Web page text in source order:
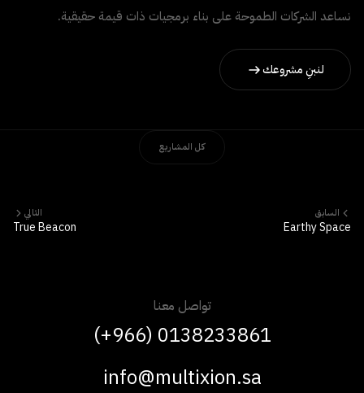
نساعد الشركات الطموحة على بناء برمجيات ذات قيمة حقيقية.
لنبنِ مشروعك
السابق
Earthy Space
كل المشاريع
التالي
True Beacon
تواصل معنا
(+966) 0138233861
info@multixion.sa